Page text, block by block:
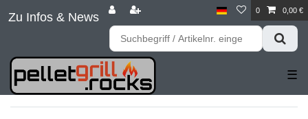
Zu Infos & News 0 0,00 €
☰